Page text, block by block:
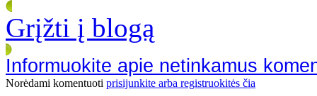
Grįžti į blogą
Informuokite apie netinkamus
Norėdami komentuoti prisijunkite arba registruokitės čia